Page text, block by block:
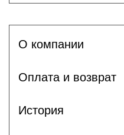
О компании
Оплата и возврат
История